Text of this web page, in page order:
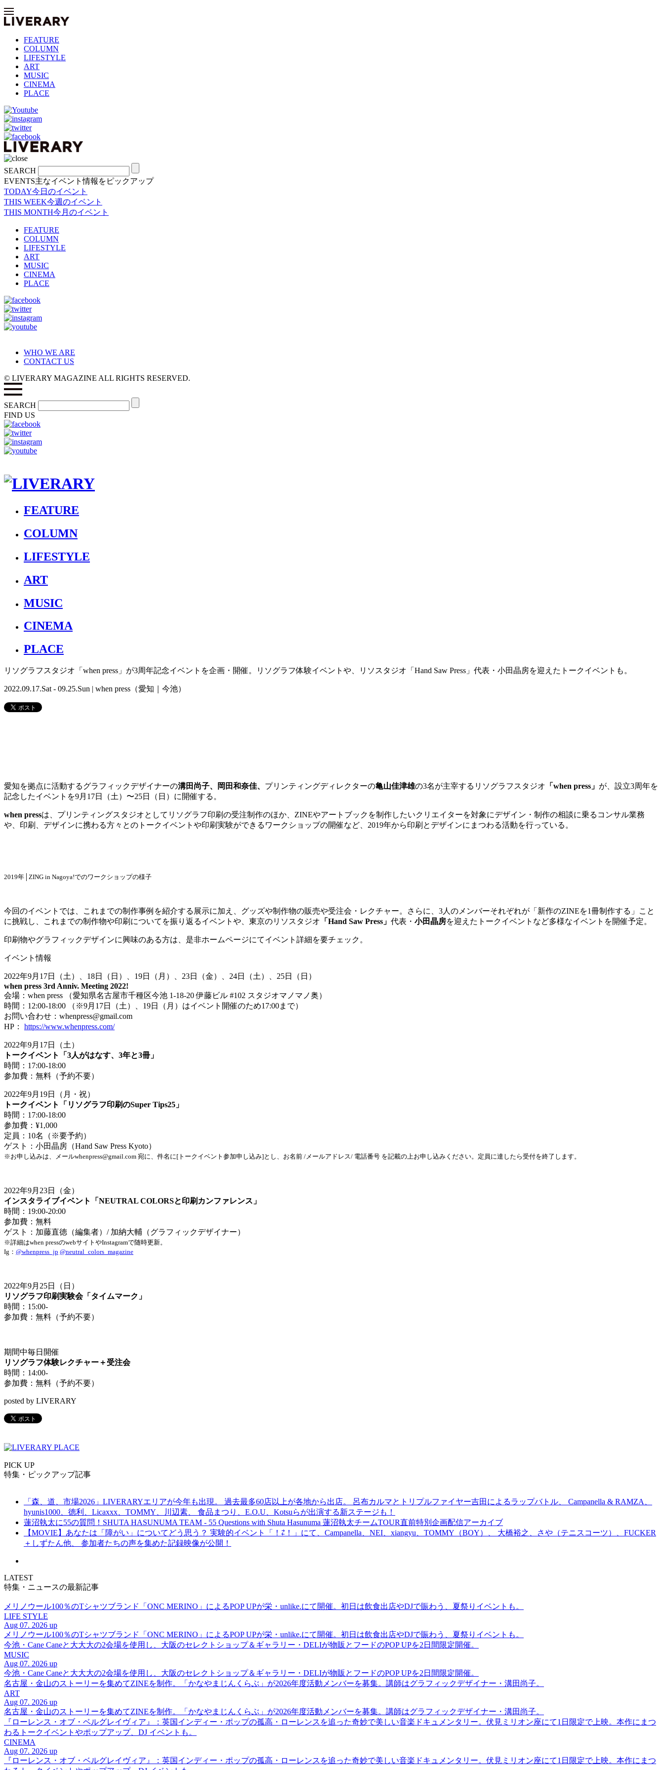
FEATURE
COLUMN
LIFESTYLE
ART
MUSIC
CINEMA
PLACE
SEARCH
EVENTS主なイベント情報をピックアップ
TODAY今日のイベント
THIS WEEK今週のイベント
THIS MONTH今月のイベント
FEATURE
COLUMN
LIFESTYLE
ART
MUSIC
CINEMA
PLACE
WHO WE ARE
CONTACT US
© LIVERARY MAGAZINE ALL RIGHTS RESERVED.
SEARCH
FIND US
FEATURE
COLUMN
LIFESTYLE
ART
MUSIC
CINEMA
PLACE
リソグラフスタジオ「when press」が3周年記念イベントを企画・開催。リソグラフ体験イベントや、リソスタジオ「Hand Saw Press」代表・小田晶房を迎えたトークイベントも。
2022.09.17.Sat - 09.25.Sun | when press（愛知｜今池）
愛知を拠点に活動するグラフィックデザイナーの溝田尚子、岡田和奈佳、 プリンティングディレクターの亀山佳津雄の3名が主宰するリソグラフスタジオ 「 when press 」 が、設立3周年を
記念したイベントを9月 17日（土）〜25日（日）に 開催する。
when pressは、プリンティングスタジオとしてリソグラフ印刷の受注制作のほか、 ZINEやアートブックを制作したいクリエイターを対象にデザイン・制作の相談に乗るコンサル業務
や、印刷、デザインに携わる方々とのトークイベントや印刷実験ができるワークショップの開催など、 2019年から印刷とデザインにまつわる活動を行っている。
2019年│ZING in Nagoya!でのワークショップの様子
今回のイベントでは、これまでの制作事例を紹介する展示に加え、グッズや制作物の販売や受注会・レクチャー。 さらに、 3人のメンバーそれぞれが「新作のZINEを1冊制作する」こと
に挑戦し、
これまでの制作物や印刷についてを振り返るイベントや、東京のリソスタジオ 「Hand Saw Press」 代表・ 小田晶房を迎えたトークイベントなど多様なイベントを開催予定。
印刷物やグラフィックデザインに興味のある方は、是非ホームページにてイベント詳細を要チェック。
イベント情報
2022年9月 17日（土）、 18日（日）、 19日（月）、 23日（金）、 24日（土）、 25日（日）
when press 3rd Anniv. Meeting 2022!
会場： when press （愛知県名古屋市千種区今池 1-18-20伊藤ビル #102 スタジオマノマノ奥）
時間： 12:00-18:00 （※9月 17日（土）、 19日（月）はイベント開催のため17:00まで）
お問い合わせ： whenpress@gmail.com
HP：
https://www.whenpress.com/
2022年9月 17日（土）
トークイベント「 3人がはなす、 3年と3冊」
時間： 17:00-18:00
参加費：無料（予約不要）
2022年9月 19日（月・祝）
トークイベント「リソグラフ印刷のSuper Tips25 」
時間： 17:00-18:00
参加費： ¥1,000
定員： 10名（※要予約）
ゲスト：小田晶房（Hand Saw Press Kyoto）
※ お申し込みは、メールwhenpress@gmail.com 宛に、件名に[トークイベント参加申し込み]とし、お名前 /メールアドレス/ 電話番号 を記載の上お申し込みください。定員に達したら受付を終了します。
2022年9月 23日（金）
インスタライブイベント「 NEUTRAL COLORSと印刷カンファレンス」
時間： 19:00-20:00
参加費：無料
ゲスト：加藤直徳（編集者） / 加納大輔（グラフィックデザイナー）
※詳細はwhen pressのwebサイトやInstagramで随時更新。
Ig ： @whenpress_jp @neutral_colors_magazine
2022年9月 25日（日）
リソグラフ印刷実験会「タイムマーク」
時間： 15:00-
参加費：無料（予約不要）
期間中毎日開催
リソグラフ体験レクチャー＋受注会
時間： 14:00-
参加費：無料（予約不要）
posted by LIVERARY
PICK UP
特集・ピックアップ記事
「森、道、市場2026」LIVERARYエリアが今年も出現。 過去最多60店以上が各地から出店。 呂布カルマとトリプルファイヤー吉田によるラップバトル、 Campanella & RAMZA、
hyunis1000、徳利、Licaxxx、TOMMY、川辺素、 食品まつり、E.O.U、Kotsuらが出演する新ステージも！
蓮沼執太に55の質問！SHUTA HASUNUMA TEAM - 55 Questions with Shuta Hasunuma 蓮沼執太チームTOUR直前特別企画配信アーカイブ
【MOVIE】あなたは「障がい」についてどう思う？ 実験的イベント「！⇄！」にて、Campanella、NEI、xiangyu、TOMMY（BOY）、 大橋裕之、さや（テニスコーツ）、FUCKER
＋しずたん他、 参加者たちの声を集めた記録映像が公開！
LATEST
特集・ニュースの最新記事
メリノウール100％のTシャツブランド「ONC MERINO」によるPOP UPが栄・unlike.にて開催。初日は飲食出店やDJで賑わう、夏祭りイベントも。
LIFE STYLE
Aug 07. 2026 up
メリノウール100％のTシャツブランド「ONC MERINO」によるPOP UPが栄・unlike.にて開催。初日は飲食出店やDJで賑わう、夏祭りイベントも。
今池・Cane Caneと大大大の2会場を使用し、大阪のセレクトショップ＆ギャラリー・DELIが物販とフードのPOP UPを2日間限定開催。
MUSIC
Aug 07. 2026 up
今池・Cane Caneと大大大の2会場を使用し、大阪のセレクトショップ＆ギャラリー・DELIが物販とフードのPOP UPを2日間限定開催。
名古屋・金山のストーリーを集めてZINEを制作。「かなやまじんくらぶ」が2026年度活動メンバーを募集。講師はグラフィックデザイナー・溝田尚子。
ART
Aug 07. 2026 up
名古屋・金山のストーリーを集めてZINEを制作。「かなやまじんくらぶ」が2026年度活動メンバーを募集。講師はグラフィックデザイナー・溝田尚子。
『ローレンス・オブ・ベルグレイヴィア』：英国インディー・ポップの孤高・ローレンスを追った奇妙で美しい音楽ドキュメンタリー。伏見ミリオン座にて1日限定で上映。本作にまつ
わるトークイベントやポップアップ、DJ イベントも。
CINEMA
Aug 07. 2026 up
『ローレンス・オブ・ベルグレイヴィア』：英国インディー・ポップの孤高・ローレンスを追った奇妙で美しい音楽ドキュメンタリー。伏見ミリオン座にて1日限定で上映。本作にまつ